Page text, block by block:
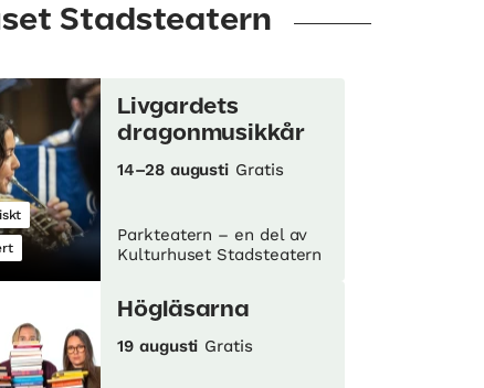
Stadsteatern
Livgardets
dragonmusikkår
14–28 augusti Gratis
Parkteatern – en del av
Kulturhuset Stadsteatern
Högläsarna
19 augusti Gratis